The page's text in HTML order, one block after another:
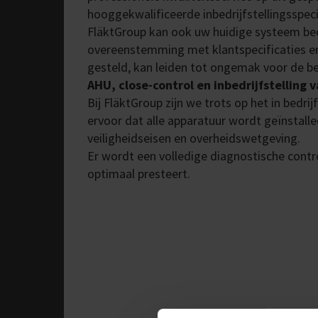
hooggekwalificeerde
FläktGroup kan ook uw huidige systeem
overeenstemming met klantspecificaties
gesteld, kan leiden tot ongemak voor de
AHU, close-control en inbedrijfstelling
Bij FläktGroup zijn we trots op het in
ervoor dat alle apparatuur wordt
veiligheidseisen en overheidswetgeving.
Er wordt een volledige diagnostische
optimaal presteert.